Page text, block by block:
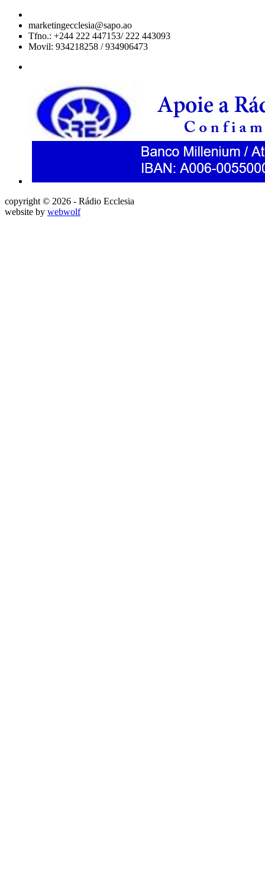
marketingecclesia@sapo.ao
Tfno.: +244 222 447153/ 222 443093
Movil: 934218258 / 934906473
copyright © 2026 - Rádio Ecclesia
website by webwolf